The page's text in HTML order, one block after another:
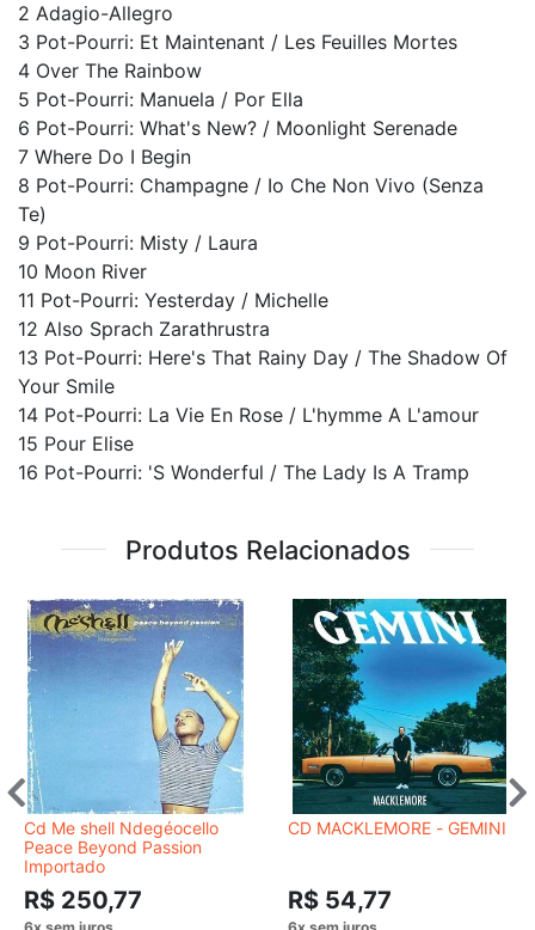
2 Adagio-Allegro
3 Pot-Pourri: Et Maintenant / Les Feuilles Mortes
4 Over The Rainbow
5 Pot-Pourri: Manuela / Por Ella
6 Pot-Pourri: What's New? / Moonlight Serenade
7 Where Do I Begin
8 Pot-Pourri: Champagne / Io Che Non Vivo (Senza
Te)
9 Pot-Pourri: Misty / Laura
10 Moon River
11 Pot-Pourri: Yesterday / Michelle
12 Also Sprach Zarathrustra
13 Pot-Pourri: Here's That Rainy Day / The Shadow Of
Your Smile
14 Pot-Pourri: La Vie En Rose / L'hymme A L'amour
15 Pour Elise
16 Pot-Pourri: 'S Wonderful / The Lady Is A Tramp
Produtos Relacionados
Cd Me shell Ndegéocello
Peace Beyond Passion
Importado
R$ 250,77
CD MACKLEMORE - GEMINI
R$ 54,77